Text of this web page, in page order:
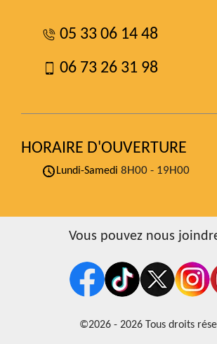
05 33 06 14 48
06 73 26 31 98
HORAIRE D'OUVERTURE
Lundi-Samedi 8H00 - 19H00
Vous pouvez nous
©2026 - 2026 Tous droits